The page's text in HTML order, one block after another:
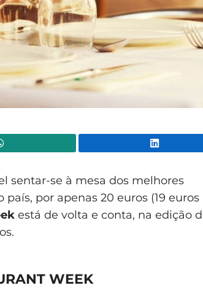
sentar-se à mesa dos melhores
por apenas 20 euros (19 euros
está de volta e conta, na edição
WEEK